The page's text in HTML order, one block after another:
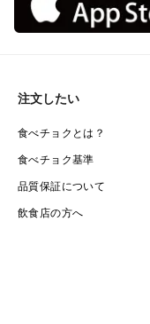
注文したい
食べチョクとは？
食べチョク基準
品質保証について
飲食店の方へ